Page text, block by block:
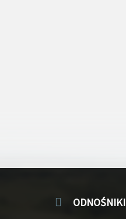
ODNOŚNIKI